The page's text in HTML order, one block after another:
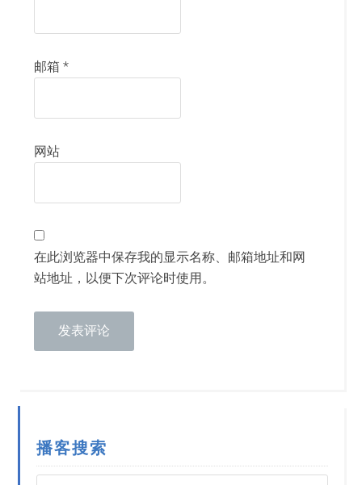
邮箱*
网站
在此浏览器中保存我的显示名称、邮箱地址和网
站地址，以便下次评论时使用。
播客搜索